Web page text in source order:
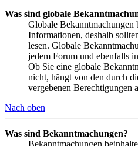
Was sind globale
Globale Bekanntmachungen
Informationen, deshalb
lesen. Globale
jedem Forum und ebenfalls
Ob Sie eine globale
nicht, hängt von den durch
vergebenen Berechtigungen
Nach oben
Was sind Bekanntmachungen?
Bekanntmachungen